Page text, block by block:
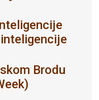
Brodu